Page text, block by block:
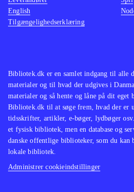
Bibliotek.dk er en samlet indgang til alle
materialer og til hvad der udgives i
materialer og så hente og låne på dit
Bibliotek.dk til at søge frem, hvad der er
tidsskrifter, artikler, e-bøger, lydbøger
et fysisk bibliotek, men en database og
danske offentlige biblioteker, som du
lokale bibliotek.
Administrer cookieindstillinger
English
Tilgængelighedserklæring